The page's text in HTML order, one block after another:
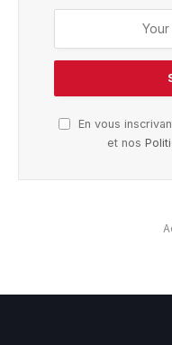
En vous
et nos